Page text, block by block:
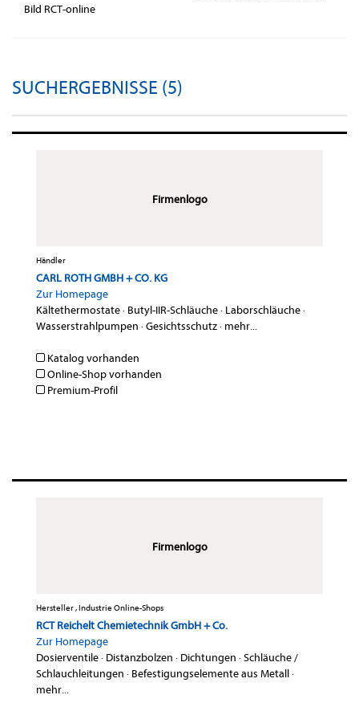
Bild RCT-online
SUCHERGEBNISSE (5)
Firmenlogo
Händler
CARL ROTH GMBH + CO. KG
Zur Homepage
Kältethermostate· Butyl-IIR-Schläuche· Laborschläuche·
Wasserstrahlpumpen ·Gesichtsschutz· mehr...
Katalog vorhanden
Online-Shop vorhanden
Premium-Profil
Firmenlogo
Hersteller , Industrie Online-Shops
RCT Reichelt Chemietechnik GmbH + Co.
Zur Homepage
Dosierventile· Distanzbolzen · Dichtungen ·Schläuche /
Schlauchleitungen · Befestigungselemente aus Metall·
mehr...